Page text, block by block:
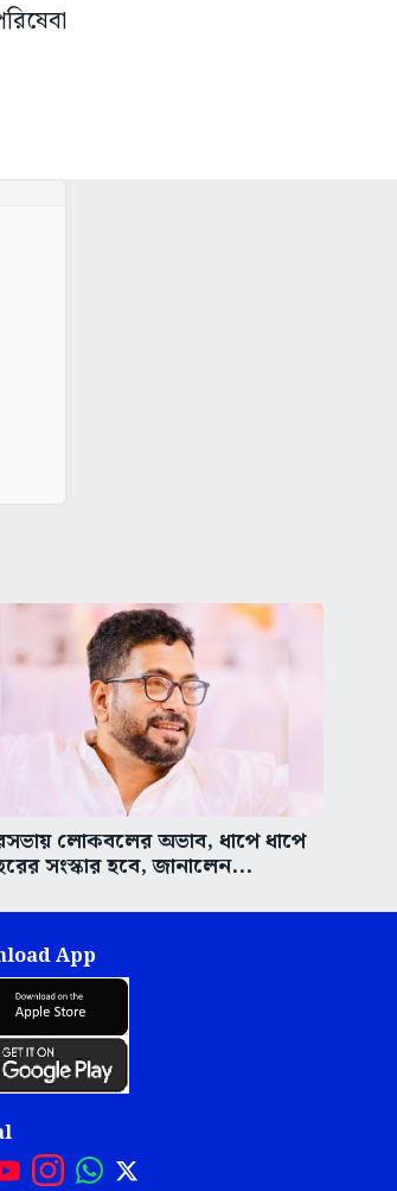
লোকবলের অভাব, ধাপে ধাপে
সংস্কার হবে, জানালেন...
App